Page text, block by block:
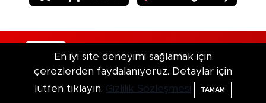
Haber Yazılımı:TE Bilişim
En iyi site deneyimi sağlamak için
çerezlerden faydalanıyoruz. Detaylar için
lütfen tıklayın. Gizlilik Sözleşmesi TAMAM